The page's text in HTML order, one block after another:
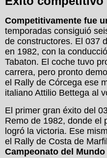
Competitivamente fue
temporadas consiguió
de constructores. El 037
en 1982, con la
Tabaton. El coche tuvo
carrera, pero pronto
el Rally de Córcega ese
italiano Attilio Bettega al
El primer gran éxito del
Remo de 1982, donde el
logró la victoria. Ese
el Rally de Costa de
Campeonato del